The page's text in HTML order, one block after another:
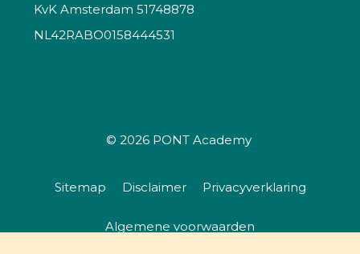
KvK Amsterdam 51748878
NL42RABO0158444531
© 2026 PONT Academy
Sitemap Disclaimer Privacyverklaring
Algemene voorwaarden